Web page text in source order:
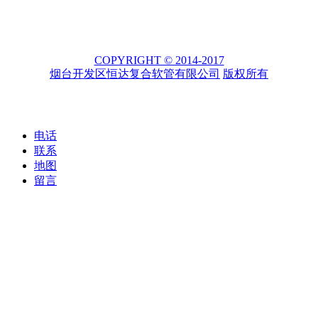
COPYRIGHT © 2014-2017
烟台开发区恒达复合软管有限公司 版权所有
电话
联系
地图
留言